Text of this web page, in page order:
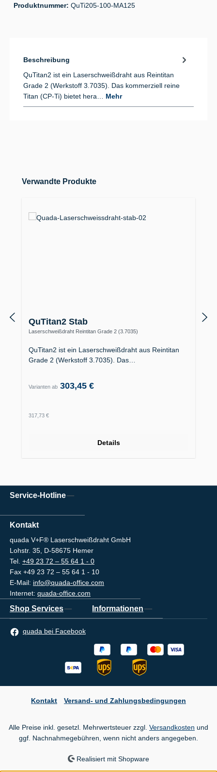
Produktnummer: QuTi205-100-MA125
Beschreibung
QuTitan2 ist ein Laserschweißdraht aus Reintitan
Grade 2 (Werkstoff 3.7035). Das kommerziell reine
Titan (CP-Ti) bietet hera… Mehr
Produktgalerie überspringen
Verwandte Produkte
QuTitan2 Stab
Laserschweißdraht Reintitan Grade 2 (3.7035)
QuTitan2 ist ein Laserschweißdraht aus Reintitan
Grade 2 (Werkstoff 3.7035). Das…
Varianten ab 303,45 €
Regulärer Preis:
317,73 €
Details
Service-Hotline
Kontakt
quada V+F® Laserschweißdraht GmbH
Lohstr. 35, D-58675 Hemer
Tel. +49 23 72 – 55 64 1 - 0
Fax +49 23 72 – 55 64 1 - 10
E-Mail: info@quada-office.com
Internet: quada-office.com
Shop Services Informationen
quada bei Facebook
Kontakt Versand- und Zahlungsbedingungen
Alle Preise inkl. gesetzl. Mehrwertsteuer zzgl. Versandkosten und
ggf. Nachnahmegebühren, wenn nicht anders angegeben.
Realisiert mit Shopware